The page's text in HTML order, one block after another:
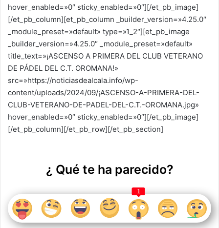
hover_enabled=»0″ sticky_enabled=»0″][/et_pb_image]
[/et_pb_column][et_pb_column _builder_version=»4.25.0″
_module_preset=»default» type=»1_2″][et_pb_image
_builder_version=»4.25.0″ _module_preset=»default»
title_text=»¡ASCENSO A PRIMERA DEL CLUB VETERANO
DE PÁDEL DEL C.T. OROMANA!»
src=»https://noticiasdealcala.info/wp-
content/uploads/2024/09/¡ASCENSO-A-PRIMERA-DEL-
CLUB-VETERANO-DE-PADEL-DEL-C.T.-OROMANA.jpg»
hover_enabled=»0″ sticky_enabled=»0″][/et_pb_image]
[/et_pb_column][/et_pb_row][/et_pb_section]
¿ Qué te ha parecido?
1